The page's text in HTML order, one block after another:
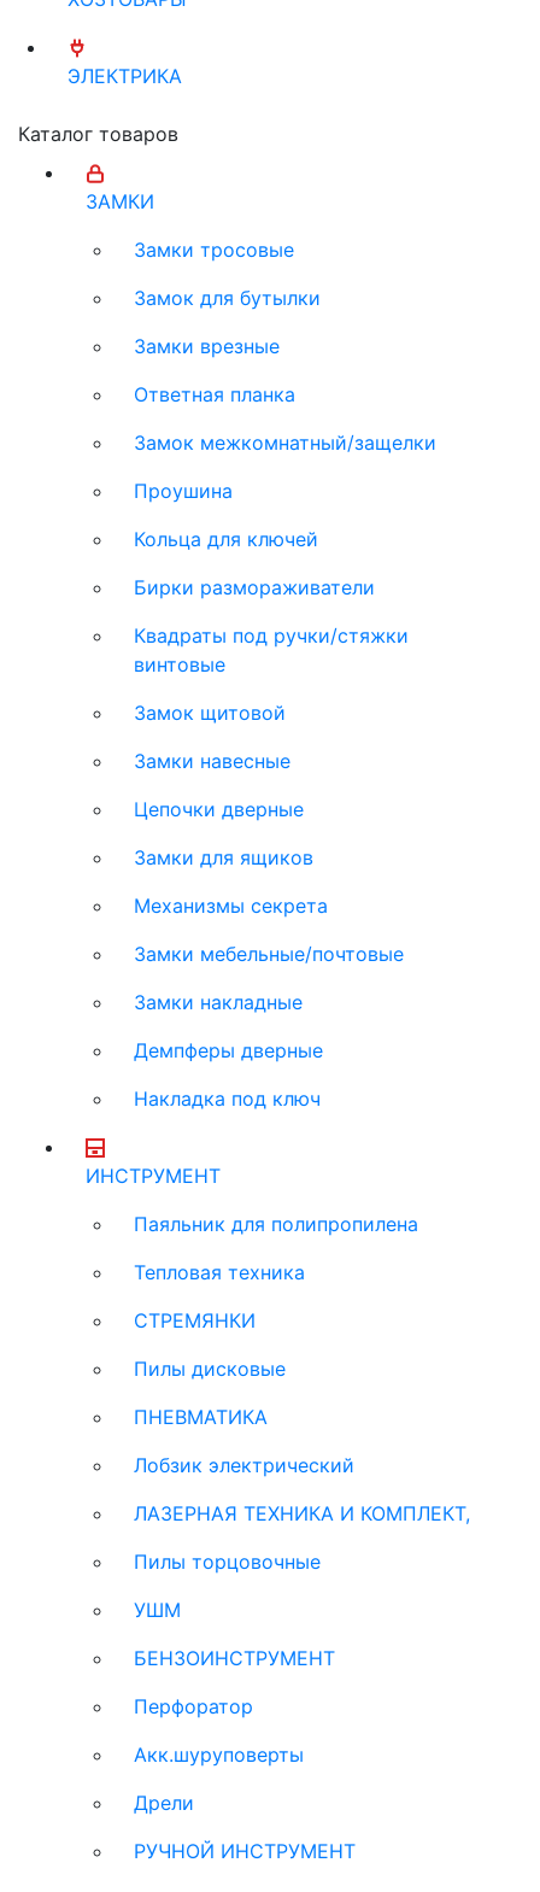
ЭЛЕКТРИКА
Каталог товаров
ЗАМКИ
Замки тросовые
Замок для бутылки
Замки врезные
Ответная планка
Замок межкомнатный/защелки
Проушина
Кольца для ключей
Бирки размораживатели
Квадраты под ручки/стяжки
винтовые
Замок щитовой
Замки навесные
Цепочки дверные
Замки для ящиков
Механизмы секрета
Замки мебельные/почтовые
Замки накладные
Демпферы дверные
Накладка под ключ
ИНСТРУМЕНТ
Паяльник для полипропилена
Тепловая техника
СТРЕМЯНКИ
Пилы дисковые
ПНЕВМАТИКА
Лобзик электрический
ЛАЗЕРНАЯ ТЕХНИКА И КОМПЛЕКТ,
Пилы торцовочные
УШМ
БЕНЗОИНСТРУМЕНТ
Перфоратор
Акк.шуруповерты
Дрели
РУЧНОЙ ИНСТРУМЕНТ